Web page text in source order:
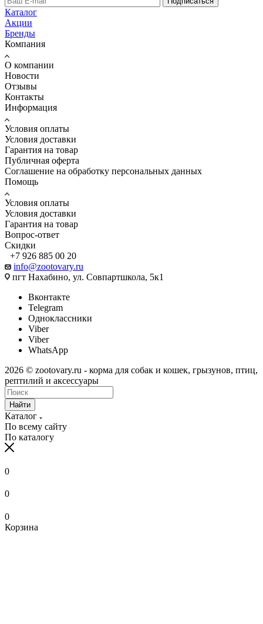
Каталог
Акции
Бренды
Компания
О компании
Новости
Отзывы
Контакты
Информация
Условия оплаты
Условия доставки
Гарантия на товар
Публичная оферта
Соглашение на обработку персональных данных
Помощь
Условия оплаты
Условия доставки
Гарантия на товар
Вопрос-ответ
Скидки
+7 926 885 00 20
info@zootovary.ru
пгт Нахабино, ул. Совпартшкола, 5к1
Вконтакте
Telegram
Одноклассники
Viber
Viber
WhatsApp
2026 © zootovary.ru - корма для собак и кошек, грызунов, птиц,
рептилий и аксессуары
Найти
Каталог
По всему сайту
По каталогу
0
0
0
Корзина